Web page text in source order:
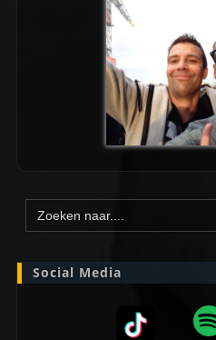
Zoek
naar:
Social Media